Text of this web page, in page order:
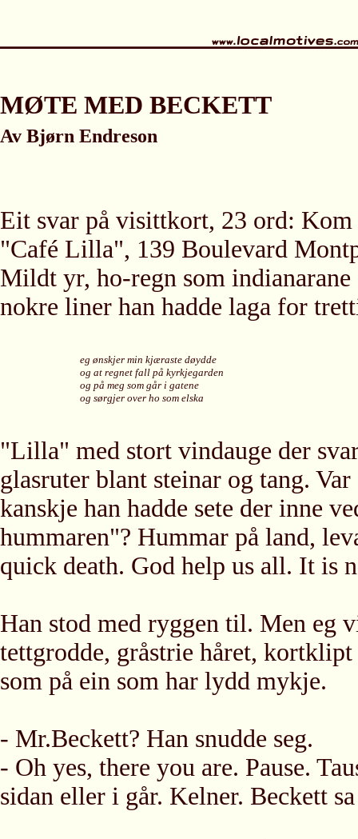
MØTE MED BECKETT
Av Bjørn Endreson
Eit svar på visittkort, 23 ord:
"Café Lilla", 139 Boulevard
Mildt yr, ho-regn som
nokre liner han hadde laga for
eg ønskjer min kjæraste døydde
og at regnet fall på kyrkjegarden
og på meg som går i gatene
og sørgjer over ho som elska
"Lilla" med stort vindauge der
glasruter blant steinar og tang.
kanskje han hadde sete der inne
hummaren"? Hummar på land,
quick death. God help us all. It is
Han stod med ryggen til. Men eg
tettgrodde, gråstrie håret,
som på ein som har lydd mykje.
- Mr.Beckett? Han snudde seg.
- Oh yes, there you are. Pause.
sidan eller i går. Kelner. Beckett